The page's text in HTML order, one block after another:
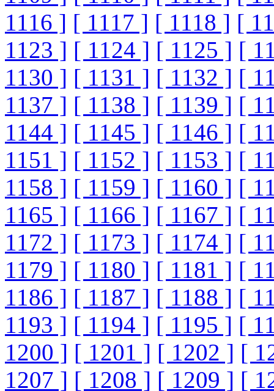
1116 ] [ 1117 ] [ 1118 ] [
1123 ] [ 1124 ] [ 1125 ] [
1130 ] [ 1131 ] [ 1132 ] [
1137 ] [ 1138 ] [ 1139 ] [
1144 ] [ 1145 ] [ 1146 ] [
1151 ] [ 1152 ] [ 1153 ] [
1158 ] [ 1159 ] [ 1160 ] [
1165 ] [ 1166 ] [ 1167 ] [
1172 ] [ 1173 ] [ 1174 ] [
1179 ] [ 1180 ] [ 1181 ] [
1186 ] [ 1187 ] [ 1188 ] [
1193 ] [ 1194 ] [ 1195 ] [
1200 ] [ 1201 ] [ 1202 ] [
1207 ] [ 1208 ] [ 1209 ] [